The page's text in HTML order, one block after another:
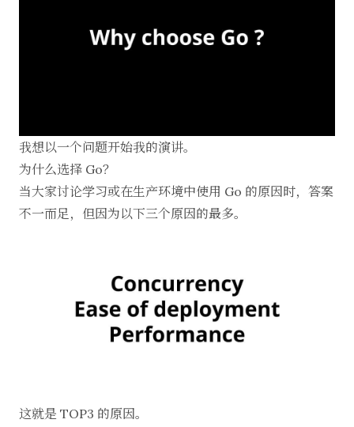
我想以一个问题开始我的演讲。
为什么选择 Go？
当大家讨论学习或在生产环境中使用 Go 的原因时，答案
不一而足，但因为以下三个原因的最多。
这就是 TOP3 的原因。